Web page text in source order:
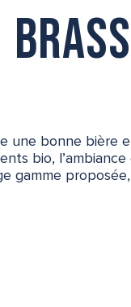
une bonne bière
bio,
gamme